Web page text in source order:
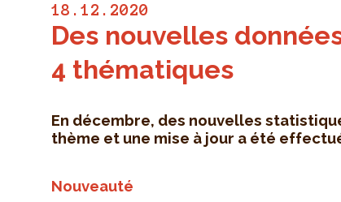
18.12.2020
Des nouvelles
4 thématiques
En décembre, des nouvelles
thème et une mise à jour a été
Nouveauté